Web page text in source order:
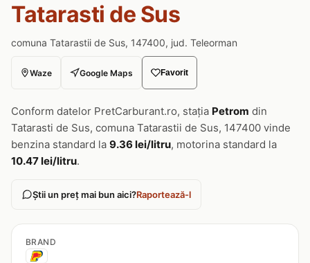
Tatarasti de Sus
comuna Tatarastii de Sus, 147400, jud. Teleorman
Waze Google Maps Favorit
Conform datelor PretCarburant.ro, stația Petrom din
Tatarasti de Sus, comuna Tatarastii de Sus, 147400 vinde
benzina standard la 9.36 lei/litru, motorina standard la
10.47 lei/litru.
Știi un preț mai bun aici?Raportează-l
BRAND